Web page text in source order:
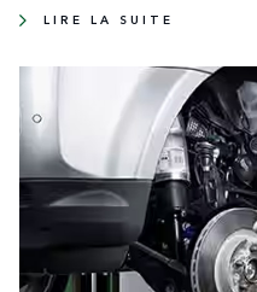
LIRE LA SUITE